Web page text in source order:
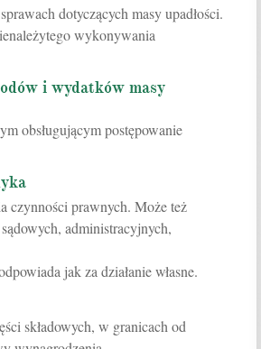
dotyczących masy upadłości.
wykonywania
i wydatków masy
obsługującym postępowanie
czynności prawnych. Może też
administracyjnych,
jak za działanie własne.
składowych, w granicach od